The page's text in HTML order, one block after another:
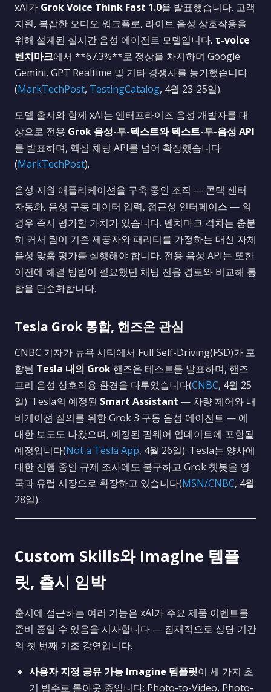
xAI가 Grok Voice Think Fast 1.0을 발표했습니다. 고객
지원, 복잡한 오디오 워크플로, 라이브 음성 상호작용을
위해 설계된 실시간 음성 에이전트 모델입니다. τ-voice
벤치마크에서 **67.3%**로 정상을 차지하며 Google
Gemini, GPT Realtime 및 기타 경쟁사를 능가했습니다
(MarkTechPost, TestingCatalog, 4월 23-25일).
모델 출시와 함께 xAI는 엔터프라이즈 음성 개발자를 대
상으로 전용 Grok 음성-투-텍스트와 텍스트-투-음성 API
를 발표하며, 핵심 채팅 API를 넘어 확장했습니다
(MarkTechPost).
음성 지원 애플리케이션을 구축 중인 조직 — 콘택 센터
자동화, 음성 구동 데이터 입력, 접근성 인터페이스 — 의
경우 즉시 평가할 가치가 있습니다. 벤치마크 격차는 충분
히 커서 팀이 기존 제공자와 패리티를 가정하는 대신 자체
음성 맞춤 평가를 실행해야 합니다. 전용 음성 API는 또한
이전에 해결 방법이 필요했던 채팅 전용 경로와 비교해 통
합을 단순화합니다.
Tesla Grok 통합, 핸즈온 관심
CNBC 기자가 뉴욕 시티에서 Full Self-Driving(FSD)가 포
함된 Tesla 내의 Grok 핸즈온 테스트를 발표하며, 핸즈
프리 음성 상호작용 환경을 다루었습니다(CNBC, 4월 25
일). Tesla의 예정된 Smart Assistant — 차량 제어와 내
비게이션 질의를 위한 Grok 3 구동 음성 에이전트 — 에
대한 보도도 나왔으며, 예정된 펌웨어 업데이트에 포함될
예정입니다(Not a Tesla App, 4월 26일). Tesla는 양사에
대한 진행 중인 규제 조사에도 불구하고 Grok 챗봇을 영
국과 유럽 시장으로 확장하고 있습니다(MSN/CNBC, 4월
28일).
Custom Skills와 Imagine 템플
릿, 출시 임박
출시에 접근하는 여러 기능은 xAI가 주요 제품 이벤트를
준비 중일 수 있음을 시사합니다 — 잠재적으로 상당 기간
의 첫 번째 기조 강연입니다.
사용자 지정 공유 가능 Imagine 템플릿이 세 가지 초
기 범주로 롤아웃 중입니다: Photo-to-Video, Photo-